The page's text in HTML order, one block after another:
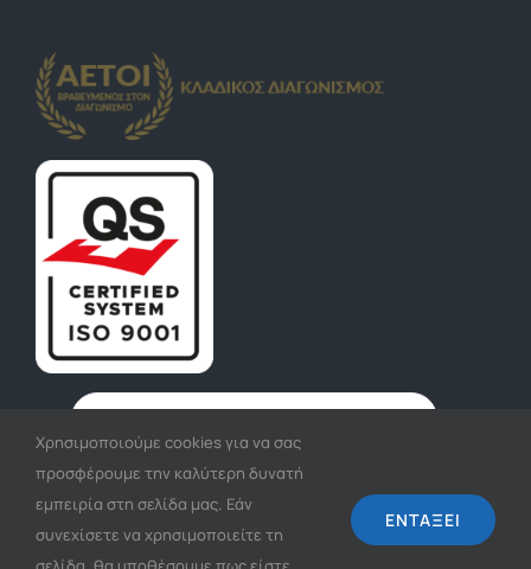
ΕΓΓΡΑΦΉ
Χρησιμοποιούμε cookies για να σας
προσφέρουμε την καλύτερη δυνατή
εμπειρία στη σελίδα μας. Εάν
συνεχίσετε να χρησιμοποιείτε τη
ΕΝΤΆΞΕΙ